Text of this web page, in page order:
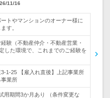
11/16
トやマンションのオーナー様に
す。
験（不動産仲介・不動産営業・
した環境で、これまでのご経験を
1-25 【雇入れ直後】上記事業所
事業所
用期間3か月あり （条件変更な